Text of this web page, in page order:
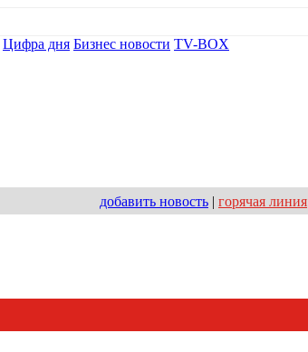
Цифра дня Бизнес новости TV-BOX
добавить новость | горячая линия